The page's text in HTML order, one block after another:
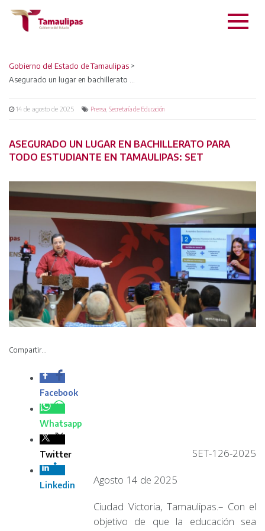
Gobierno del Estado de Tamaulipas >
14 de agosto de 2025 Prensa Secretaría de Educación
ASEGURADO UN LUGAR EN BACHILLERATO PARA
TODO ESTUDIANTE EN TAMAULIPAS: SET
Compartir...
Facebook
Whatsapp
Twitter
Linkedin
SET-126-2025
Agosto 14 de 2025
Ciudad Victoria, Tamaulipas.– Con el
objetivo de que la educación sea